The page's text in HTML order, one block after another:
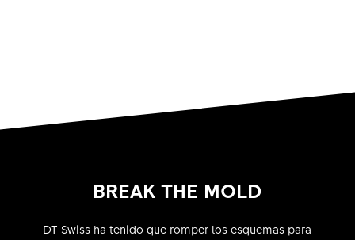
BREAK THE MOLD
DT Swiss ha tenido que romper los esquemas para